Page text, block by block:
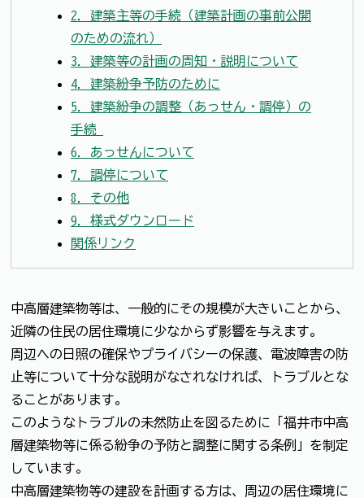
2．建築主等の手続（建築計画の事前公開
のための流れ）
3．建築等の計画の周知・説明について
4．建築紛争予防のために
5．建築紛争の調整（あっせん・調停）の
手続
6．あっせんについて
7．調停について
8．その他
9．様式ダウンロード
関係リンク
中高層建築物等は、一般的にその規模が大きいことから、
近隣の住民の居住環境に少なからず影響を与えます。
周辺への日照の確保やプライバシーの保護、電波障害の防
止等について十分な説明がなされなければ、トラブルとな
ることがあります。
このようなトラブルの未然防止を図るために「福井市中高
層建築物等に係る紛争の予防と調整に関する条例」を制定
しています。
中高層建築物等の建設を計画する方は、周辺の居住環境に